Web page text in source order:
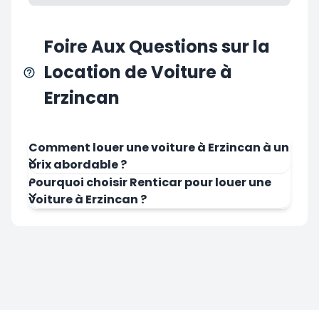
Foire Aux Questions sur la
Location de Voiture à
Erzincan
Comment louer une voiture à Erzincan à un
prix abordable ?
Pourquoi choisir Renticar pour louer une
voiture à Erzincan ?